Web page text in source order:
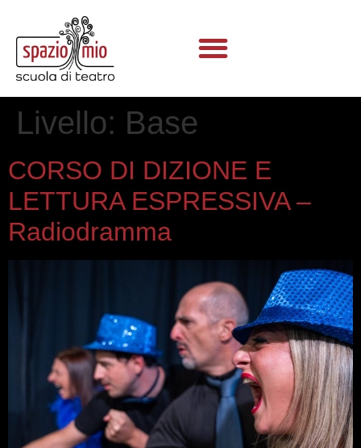
Livello: Base
CORSO DI DIZIONE E
LETTURA ESPRESSIVA –
Radiodramma